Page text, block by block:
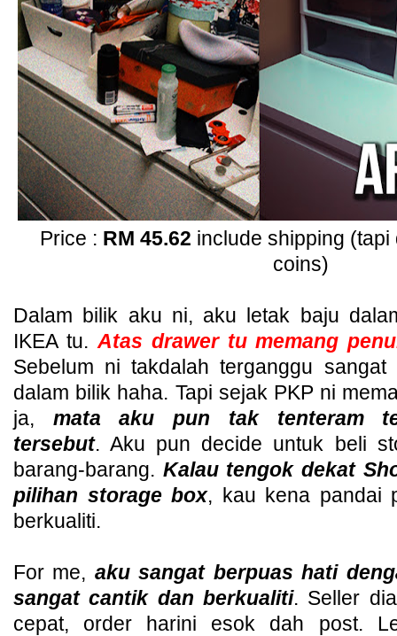
Price : RM 45.62 include shipping
coins)
Dalam bilik aku ni, aku letak baju
IKEA tu. Atas drawer tu memang
Sebelum ni takdalah terganggu
dalam bilik haha. Tapi sejak PKP ni
ja, mata aku pun tak tenteram
tersebut. Aku pun decide untuk beli
barang-barang. Kalau tengok dekat
pilihan storage box, kau kena pandai
berkualiti.
For me, aku sangat berpuas hati
sangat cantik dan berkualiti. Seller
cepat, order harini esok dah post.